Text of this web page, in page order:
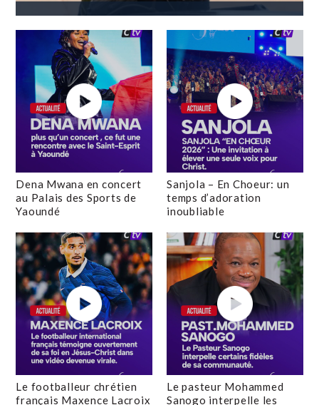
Dena Mwana en concert
au Palais des Sports de
Yaoundé
Sanjola – En Choeur: un
temps d’adoration
inoubliable
Le footballeur chrétien
français Maxence Lacroix
Le pasteur Mohammed
Sanogo interpelle les